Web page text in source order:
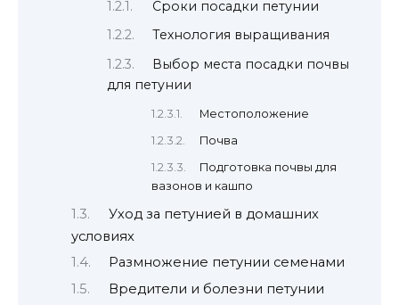
Сроки посадки петунии
Технология выращивания
Выбор места посадки почвы
для петунии
Местоположение
Почва
Подготовка почвы для
вазонов и кашпо
Уход за петунией в домашних
условиях
Размножение петунии семенами
Вредители и болезни петунии